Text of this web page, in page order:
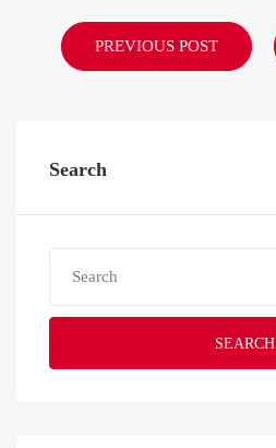
PREVIOUS POST
Search
SEARCH